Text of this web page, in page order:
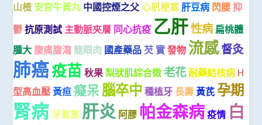
山楂 安宮牛黃丸 中國控煙之父 心肌梗塞 肝豆病 閃腰 抑
鬱 抗原測試 主動脈夾層 同心抗疫 乙肝性病 扁桃體
腫大 腹痛腹瀉 龍眼肉 國產藥品 芡 實 發物 流感督灸
肺癌疫苗 秋果 梨狀肌綜合徵老花耐藥結核病 H
型高血壓 黃疸 癡呆 腦卒中 種植牙 長壽 黃芪 孕期
腎病 牙套族 肝炎 阿膠 帕金森病疫情 白